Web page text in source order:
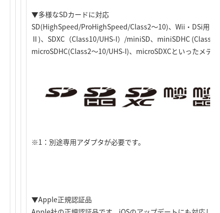
▼多様なSDカードに対応
SD(HighSpeed/ProHighSpeed/Class2～10)、Wii・DSi用、
Ⅱ)、SDXC（Class10/UHS-I）/miniSD、miniSDHC
microSDHC(Class2～10/UHS-I)、microSDXCといったメデ
※1：別途専用アダプタが必要です。
▼Apple正規認証品